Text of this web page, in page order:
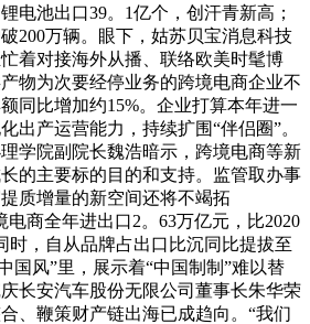
电池出口39。1亿个，创汗青新高；
200万辆。眼下，姑苏贝宝消息科技
着对接海外从播、联络欧美时髦博
物为次要经停业务的跨境电商企业不
同比增加约15%。企业打算本年进一
出产运营能力，持续扩围“伴侣圈”。
学院副院长魏浩暗示，跨境电商等新
的主要标的目的和支持。监管取办事
质增量的新空间还将不竭拓
电商全年进出口2。63万亿元，比2020
时，自从品牌占出口比沉同比提拔至
国风”里，展示着“中国制制”难以替
长安汽车股份无限公司董事长朱华荣
、鞭策财产链出海已成趋向。“我们